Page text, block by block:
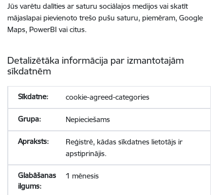
Jūs varētu dalīties ar saturu sociālajos medijos vai skatīt
mājaslapai pievienoto trešo pušu saturu, piemēram, Google
Maps, PowerBI vai citus.
Detalizētāka informācija par izmantotajām
sīkdatnēm
cookie-agreed-categories
Nepieciešams
Reģistrē, kādas sīkdatnes lietotājs ir
apstiprinājis.
1 mēnesis